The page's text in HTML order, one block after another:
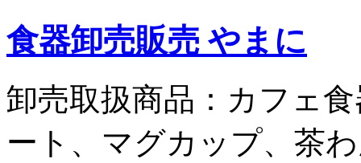
食器卸売販売 やまに
卸売取扱商品：カフェ
ート、マグカップ、茶